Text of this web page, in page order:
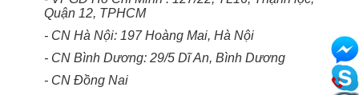
Quận 12, TPHCM
- CN Hà Nội: 197 Hoàng Mai, Hà Nội
- CN Bình Dương: 29/5 Dĩ An, Bình Dương
- CN Đồng Nai